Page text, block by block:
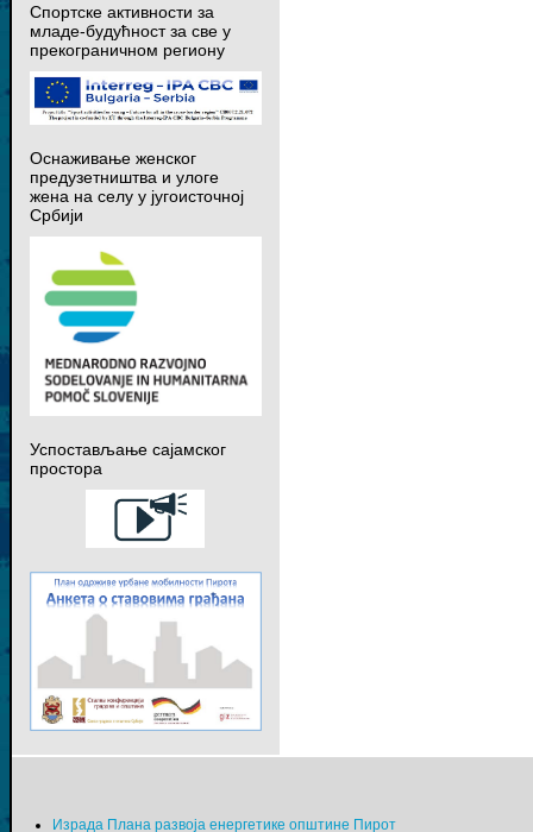
Спортске активности за
младе-будућност за све у
прекограничном региону
Оснаживање женског
предузетништва и улоге
жена на селу у југоисточној
Србији
Успостављање сајамског
простора
Израда Плана развоја енергетике општине Пирот